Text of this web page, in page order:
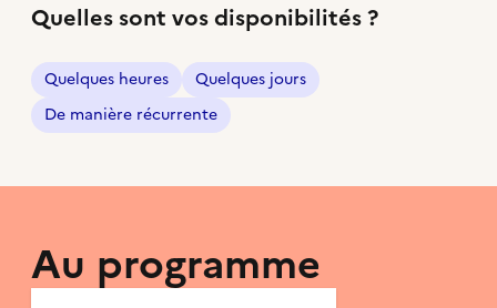
Quelles sont vos disponibilités ?
Quelques heures
Quelques jours
De manière récurrente
Au programme